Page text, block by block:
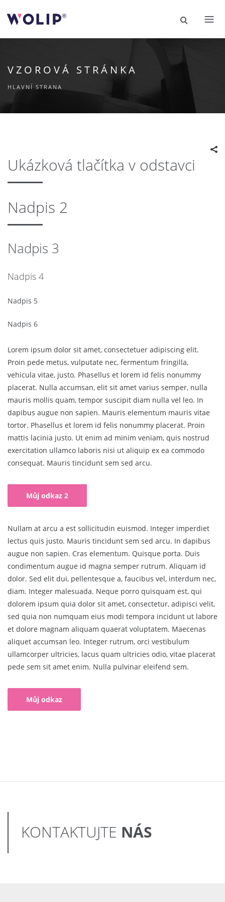
VZOROVÁ STRÁNKA
HLAVNÍ STRANA
Ukázková tlačítka v odstavci
Nadpis 2
Nadpis 3
Nadpis 4
Nadpis 5
Nadpis 6
Lorem ipsum dolor sit amet, consectetuer adipiscing elit.
Proin pede metus, vulputate nec, fermentum fringilla,
vehicula vitae, justo. Phasellus et lorem id felis nonummy
placerat. Nulla accumsan, elit sit amet varius semper, nulla
mauris mollis quam, tempor suscipit diam nulla vel leo. In
dapibus augue non sapien. Mauris elementum mauris vitae
tortor. Phasellus et lorem id felis nonummy placerat. Proin
mattis lacinia justo. Ut enim ad minim veniam, quis nostrud
exercitation ullamco laboris nisi ut aliquip ex ea commodo
consequat. Mauris tincidunt sem sed arcu.
Můj odkaz 2
Nullam at arcu a est sollicitudin euismod. Integer imperdiet
lectus quis justo. Mauris tincidunt sem sed arcu. In dapibus
augue non sapien. Cras elementum. Quisque porta. Duis
condimentum augue id magna semper rutrum. Aliquam id
dolor. Sed elit dui, pellentesque a, faucibus vel, interdum nec,
diam. Integer malesuada. Neque porro quisquam est, qui
dolorem ipsum quia dolor sit amet, consectetur, adipisci velit,
sed quia non numquam eius modi tempora incidunt ut labore
et dolore magnam aliquam quaerat voluptatem. Maecenas
aliquet accumsan leo. Integer rutrum, orci vestibulum
ullamcorper ultricies, lacus quam ultricies odio, vitae placerat
pede sem sit amet enim. Nulla pulvinar eleifend sem.
Můj odkaz
KONTAKTUJTE NÁS